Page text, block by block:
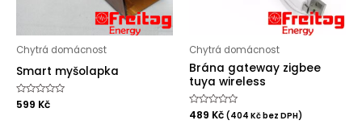
Chytrá domácnost
Smart myšolapka
Hodnocení
0
599 Kč
Chytrá domácnost
Brána gateway zigbee
tuya wireless
Hodnocení
0
489 Kč (404 Kčbez DPH)